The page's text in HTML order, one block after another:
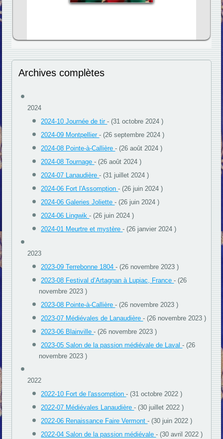
Archives complètes
2024
2024-10 Journée de tir- (31 octobre 2024 )
2024-09 Montpellier- (26 septembre 2024 )
2024-08 Pointe-à-Callière- (26 août 2024 )
2024-08 Tournage- (26 août 2024 )
2024-07 Lanaudière- (31 juillet 2024 )
2024-06 Fort l'Assomption- (26 juin 2024 )
2024-06 Galeries Joliette- (26 juin 2024 )
2024-06 Lingwik- (26 juin 2024 )
2024-01 Meurtre et mystère- (26 janvier 2024 )
2023
2023-09 Terrebonne 1804- (26 novembre 2023 )
2023-08 Festival d’Artagnan à Lupiac, France- (26
novembre 2023 )
2023-08 Pointe-à-Callière- (26 novembre 2023 )
2023-07 Médiévales de Lanaudière- (26 novembre 2023 )
2023-06 Blainville- (26 novembre 2023 )
2023-05 Salon de la passion médiévale de Laval- (26
novembre 2023 )
2022
2022-10 Fort de l'assomption- (31 octobre 2022 )
2022-07 Médiévales Lanaudière- (30 juillet 2022 )
2022-06 Renaissance Faire Vermont- (30 juin 2022 )
2022-04 Salon de la passion médiévale- (30 avril 2022 )